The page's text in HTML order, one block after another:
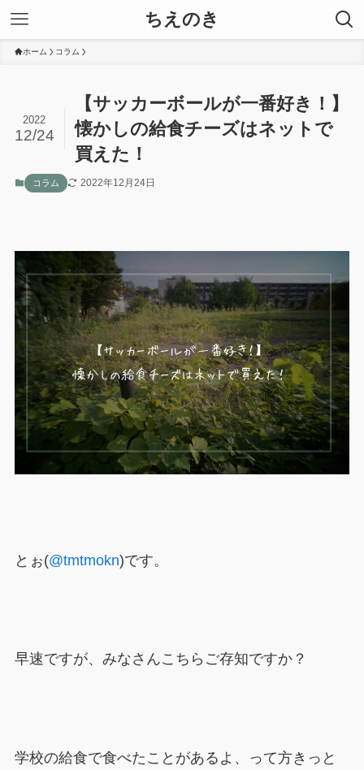
ちえのき
ホーム コラム
【サッカーボールが一番好き！】
懐かしの給食チーズはネットで
買えた！
2022
12/24
コラム 2022年12月24日
とぉ(@tmtmokn)です。
早速ですが、みなさんこちらご存知ですか？
学校の給食で食べたことがあるよ、って方きっと